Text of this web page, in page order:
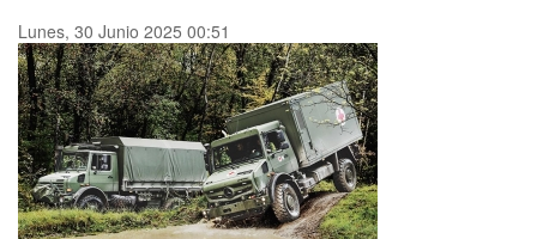
Lunes, 30 Junio 2025 00:51